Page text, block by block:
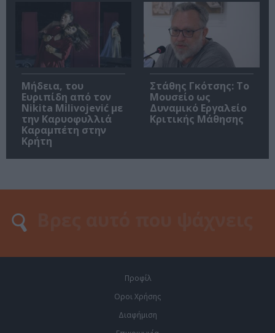
Μήδεια, του
Ευριπίδη από τον
Nikita Milivojević με
την Καρυοφυλλιά
Καραμπέτη στην
Κρήτη
Στάθης Γκότσης: Το
Μουσείο ως
Δυναμικό Εργαλείο
Κριτικής Μάθησης
Προφίλ
Οροι Χρήσης
Διαφήμιση